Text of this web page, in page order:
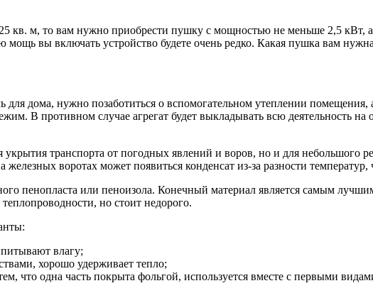
кв. м, то вам нужно приобрести пушку с мощностью не меньше 2,5 кВт,
мощь вы включать устройство будете очень редко. Какая пушка вам
дома, нужно позаботиться о вспомогательном утеплении помещения,
В противном случае агрегат будет выкладывать всю деятельность на
транспорта от погодных явлений и воров, но и для небольшого
воротах может появиться конденсат из-за разности температур,
пенопласта или пеноизола. Конечный материал является самым
но стоит недорого.
влагу;
хорошо удерживает тепло;
что одна часть покрыта фольгой, используется вместе с первыми